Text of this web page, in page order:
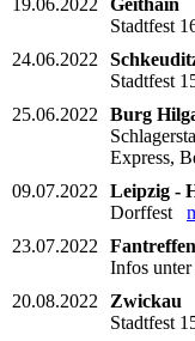
19.06.2022
Geithain
Stadtfest
24.06.2022
Stadtfest
25.06.2022
Burg
Express,
09.07.2022
Leipzig -
Dorffest
23.07.2022
Infos
20.08.2022
Zwickau
Stadtfest